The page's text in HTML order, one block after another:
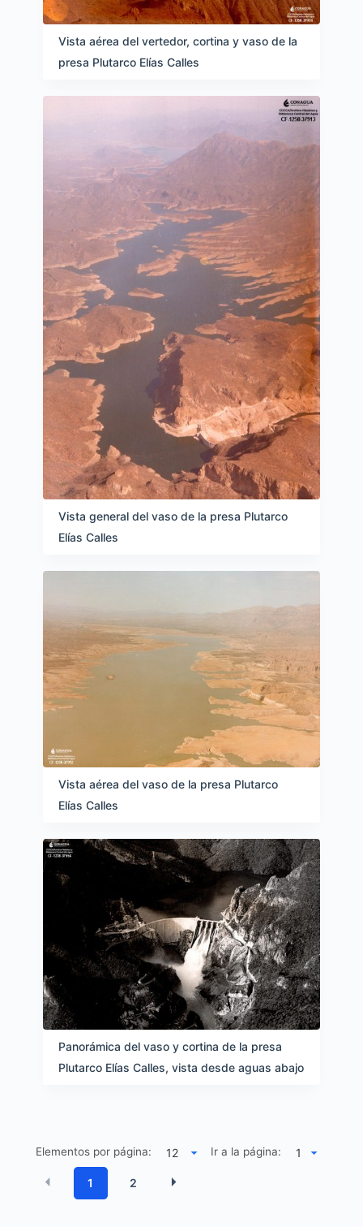
Vista aérea del vertedor, cortina y vaso de la
presa Plutarco Elías Calles
Vista general del vaso de la presa Plutarco
Elías Calles
Vista aérea del vaso de la presa Plutarco
Elías Calles
Panorámica del vaso y cortina de la presa
Plutarco Elías Calles, vista desde aguas abajo
Elementos por página: Ir a la página:
1 2